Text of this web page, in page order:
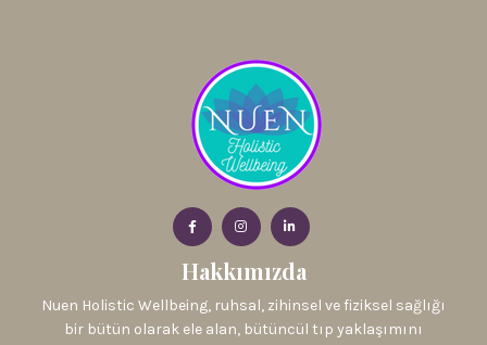
Hakkımızda
Nuen Holistic Wellbeing, ruhsal, zihinsel ve fiziksel sağlığı
bir bütün olarak ele alan, bütüncül tıp yaklaşımını